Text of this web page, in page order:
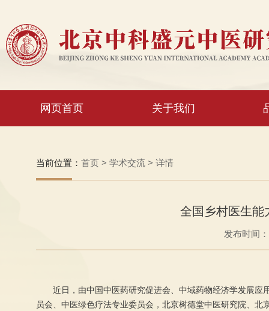
网页首页 关于我们
当前位置： 首页 > 学术交流 > 详情
全国乡村医生能
发布时间
近日，由中国中医药研究促进会、中域药物经济学发展
员会、中医绿色疗法专业委员会，北京树德堂中医研究院、